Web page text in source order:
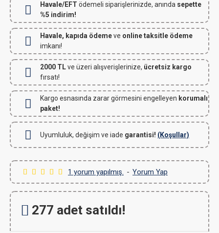
Havale/EFT ödemeli siparişlerinizde, anında sepette
%5 indirim!
Havale, kapıda ödemeve online taksitle ödeme
imkanı!
2000 TLve üzeri alışverişlerinize, ücretsiz kargo
fırsatı!
Kargo esnasında zarar görmesini engelleyen korumalı
paket!
Uyumluluk, değişim ve iade garantisi! (Koşullar)
1 yorum yapılmış. - Yorum Yap
277 adet satıldı!